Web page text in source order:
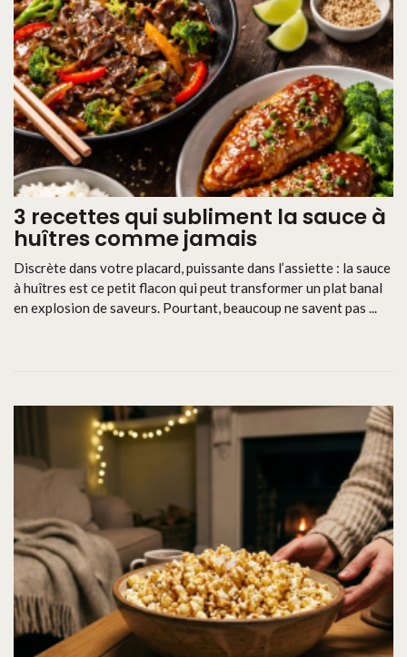
3 recettes qui subliment la sauce à
huîtres comme jamais
Discrète dans votre placard, puissante dans l’assiette : la sauce
à huîtres est ce petit flacon qui peut transformer un plat banal
en explosion de saveurs. Pourtant, beaucoup ne savent pas ...